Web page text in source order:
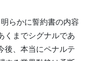
らかに誓約書の内容
くまでシグナルであ
後、本当にペナルテ